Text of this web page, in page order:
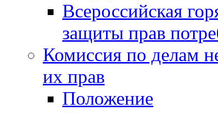
Всероссийская
защиты прав
Комиссия по делам
их прав
Положение